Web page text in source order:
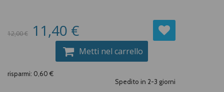
12,00 € 11,40 €
Metti nel carrello
risparmi: 0,60 €
Spedito in 2-3 giorni